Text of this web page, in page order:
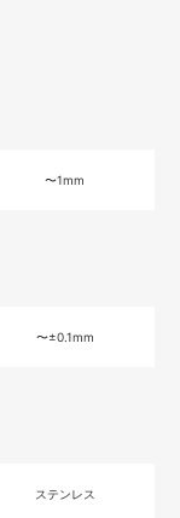
〜1mm
〜±0.1mm
ステンレス